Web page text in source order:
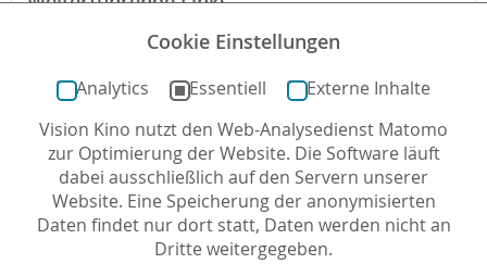
Webseite des Verleihs zum Film
Autor*in: Destina Atasayar , 25.11.2022 , letzte
Aktualisierung: 13.12.2023
Cookie Einstellungen
Analytics Essentiell
Externe Inhalte
Vision Kino nutzt den Web-Analysedienst Matomo
zur Optimierung der Website. Die Software läuft
dabei ausschließlich auf den Servern unserer
Website. Eine Speicherung der anonymisierten
Daten findet nur dort statt, Daten werden nicht an
Dritte weitergegeben.